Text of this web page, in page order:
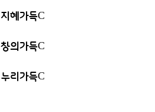
지혜가득C
창의가득C
누리가득C